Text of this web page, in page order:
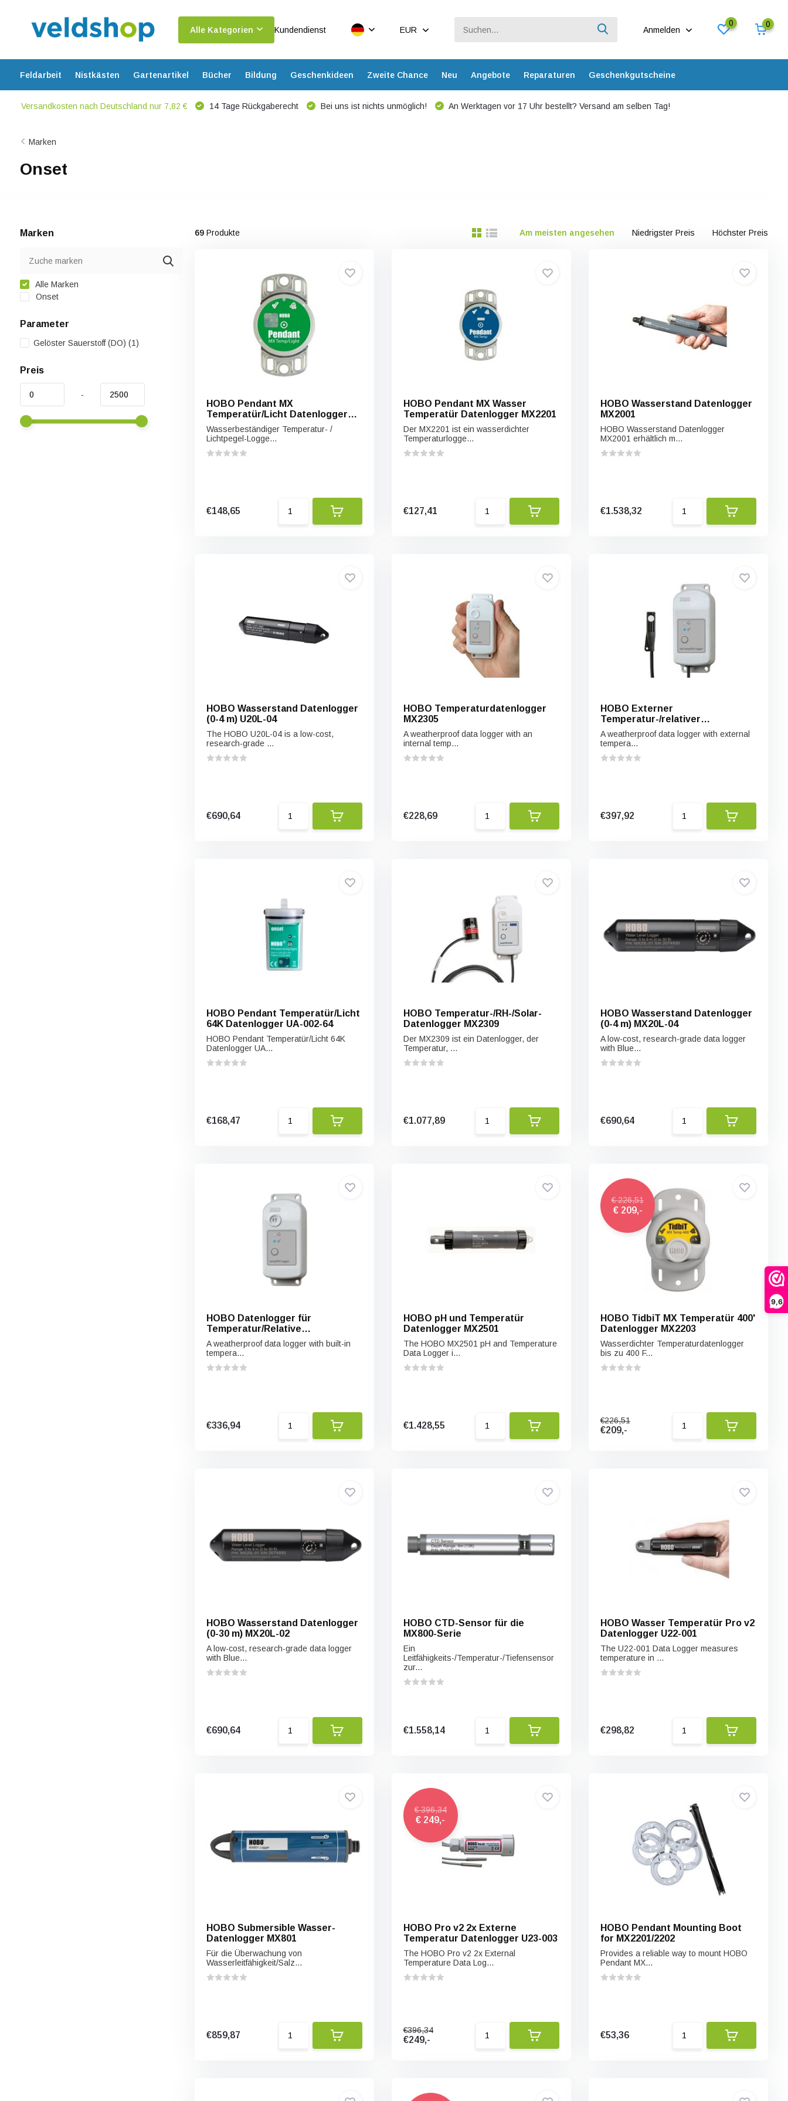
9,6
Alle Kategorien Kundendienst EUR Anmelden
0 0
Feldarbeit Nistkästen Gartenartikel Bücher Bildung Geschenkideen Zweite Chance Neu Angebote Reparaturen Geschenkgutscheine
Versandkosten nach Deutschland nur 7,82 € 14 Tage Rückgaberecht Bei uns ist nichts unmöglich! An Werktagen vor 17 Uhr bestellt? Versand am selben Tag!
Marken
Onset
Marken
Alle Marken
Onset
Parameter
Gelöster Sauerstoff (DO) (1)
Preis
-
69Produkte Am meisten angesehen Niedrigster Preis Höchster Preis
HOBO Pendant MX
Temperatür/Licht Datenlogger
MX2202
Wasserbeständiger Temperatur- /
Lichtpegel-Logge...
€148,65
HOBO Pendant MX Wasser
Temperatür Datenlogger MX2201
Der MX2201 ist ein wasserdichter
Temperaturlogge...
€127,41
HOBO Wasserstand Datenlogger
MX2001
HOBO Wasserstand Datenlogger
MX2001 erhältlich m...
€1.538,32
HOBO Wasserstand Datenlogger
(0-4 m) U20L-04
The HOBO U20L-04 is a low-cost,
research-grade ...
€690,64
HOBO Temperaturdatenlogger
MX2305
A weatherproof data logger with an
internal temp...
€228,69
HOBO Externer
Temperatur-/relativer
Feuchtigkeitssensor-
Datenlogger MX2302A
A weatherproof data logger with external
tempera...
€397,92
HOBO Pendant Temperatür/Licht
64K Datenlogger UA-002-64
HOBO Pendant Temperatür/Licht 64K
Datenlogger UA...
€168,47
HOBO Temperatur-/RH-/Solar-
Datenlogger MX2309
Der MX2309 ist ein Datenlogger, der
Temperatur, ...
€1.077,89
HOBO Wasserstand Datenlogger
(0-4 m) MX20L-04
A low-cost, research-grade data logger
with Blue...
€690,64
HOBO Datenlogger für
Temperatur/Relative
Luftfeuchtigkeit MX2301A
A weatherproof data logger with built-in
tempera...
€336,94
HOBO pH und Temperatür
Datenlogger MX2501
The HOBO MX2501 pH and Temperature
Data Logger i...
€1.428,55
€ 226,51
€ 209,-
HOBO TidbiT MX Temperatür 400'
Datenlogger MX2203
Wasserdichter Temperaturdatenlogger
bis zu 400 F...
€226,51
€209,-
HOBO Wasserstand Datenlogger
(0-30 m) MX20L-02
A low-cost, research-grade data logger
with Blue...
€690,64
HOBO CTD-Sensor für die
MX800-Serie
Ein
Leitfähigkeits-/Temperatur-/Tiefensensor
zur...
€1.558,14
HOBO Wasser Temperatür Pro v2
Datenlogger U22-001
The U22-001 Data Logger measures
temperature in ...
€298,82
HOBO Submersible Wasser-
Datenlogger MX801
Für die Überwachung von
Wasserleitfähigkeit/Salz...
€859,87
€ 396,34
€ 249,-
HOBO Pro v2 2x Externe
Temperatur Datenlogger U23-003
The HOBO Pro v2 2x External
Temperature Data Log...
€396,34
€249,-
HOBO Pendant Mounting Boot
for MX2201/2202
Provides a reliable way to mount HOBO
Pendant MX...
€53,36